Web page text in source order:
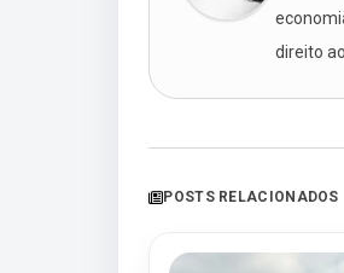
direito
POSTS RELACIONADOS